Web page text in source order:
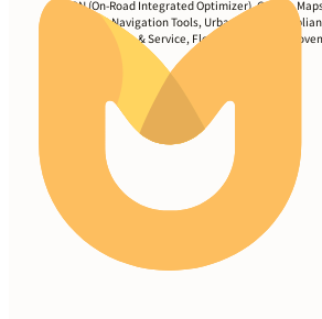
ORION (On-Road Integrated Optimizer), Google
(DMS), GPS Navigation Tools, Urban Traffic
Communication & Service, Fleet Efficiency